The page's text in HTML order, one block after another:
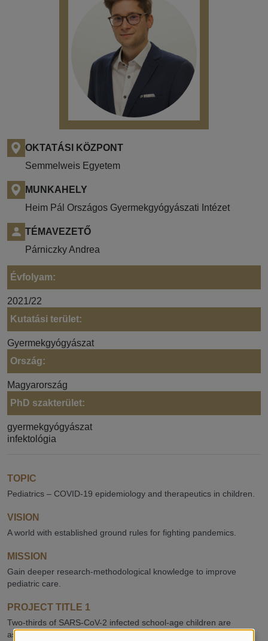
OKTATÁSI KÖZPONT
Semmelweis Egyetem
MUNKAHELY
Heim Pál Országos Gyermekgyógyászati Intézet
TÉMAVEZETŐ
Párniczky Andrea
Évfolyam:
2021/22
Kutatási terület:
Gyermekgyógyászat
Ország:
Magyarország
PhD szakterület:
gyermekgyógyászat
infektológia
TOPIC
Pediatrics – COVID-19 epidemiology and therapeutics in children.
VISION
A world with established ground rules for fighting pandemics.
MISSION
Gain deeper research-methodological knowledge to improve
pediatric care.
PROJECT TITLE 1
Two-thirds of SARS-CoV-2 infected school-age children are
asymptomatic: a systematic review and meta-analysis.